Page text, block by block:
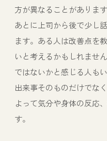
方が異なることがありま
あとに上司から後で少し
ます。ある人は改善点を
いと考えるかもしれませ
ではないかと感じる人も
出来事そのものだけでな
よって気分や身体の反応
す。